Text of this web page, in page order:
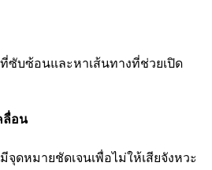
ซับซ้อนและหาเส้นทางที่ช่วยเปิด
ลื่อน
ดหมายชัดเจนเพื่อไม่ให้เสียจังหวะ